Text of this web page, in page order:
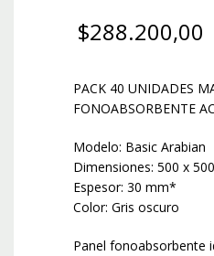
$288.200,00
PACK 40 UNIDADES
FONOABSORBENTE
Modelo: Basic Arabian
Dimensiones: 500 x
Espesor: 30 mm*
Color: Gris oscuro
Panel fonoabsorbente